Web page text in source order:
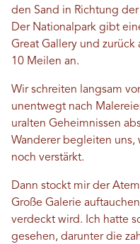
den Sand in Richtung
Der Nationalpark gibt
Great Gallery und zurück
10 Meilen an.
Wir schreiten langsam
unentwegt nach
uralten Geheimnissen
Wanderer begleiten uns,
noch verstärkt.
Dann stockt mir der
Große Galerie
verdeckt wird. Ich hatte
gesehen, darunter die